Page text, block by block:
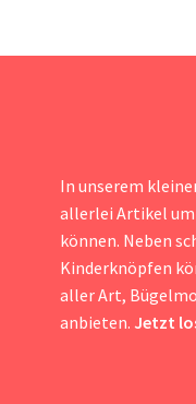
In unserem
allerlei Artikel um
können. Neben
Kinderknöpfen
aller Art,
anbieten. Jetzt